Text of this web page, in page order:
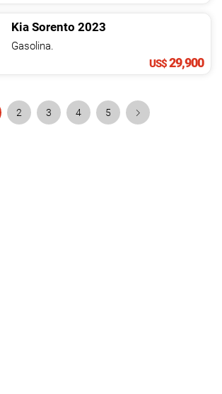
Kia Sorento 2023
Gasolina.
US$29,900
2 3 4 5